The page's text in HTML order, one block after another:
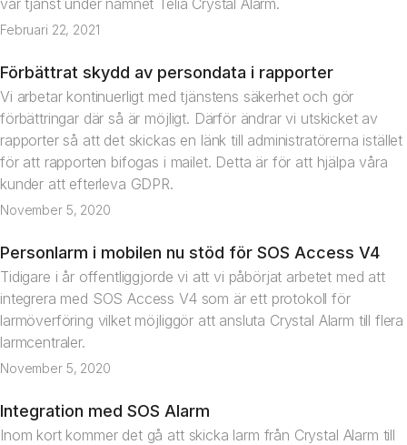
vår tjänst under namnet Telia Crystal Alarm.
Februari 22, 2021
Nyhet
Förbättrat skydd av persondata i rapporter
Vi arbetar kontinuerligt med tjänstens säkerhet och gör
förbättringar där så är möjligt. Därför ändrar vi utskicket av
rapporter så att det skickas en länk till administratörerna istället
för att rapporten bifogas i mailet. Detta är för att hjälpa våra
kunder att efterleva GDPR.
November 5, 2020
Nyhet
Personlarm i mobilen nu stöd för SOS Access V4
Tidigare i år offentliggjorde vi att vi påbörjat arbetet med att
integrera med SOS Access V4 som är ett protokoll för
larmöverföring vilket möjliggör att ansluta Crystal Alarm till flera
larmcentraler.
November 5, 2020
Nyhet
Integration med SOS Alarm
Inom kort kommer det gå att skicka larm från Crystal Alarm till